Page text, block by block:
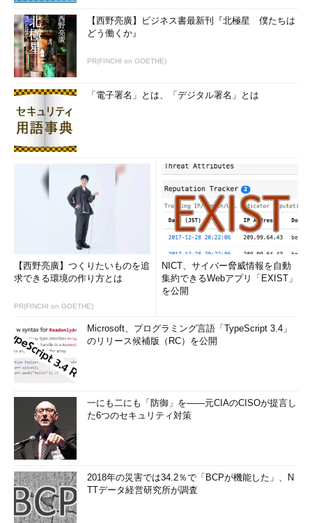
【西野亮廣】ビジネス書最新刊『北極星 僕たちは
どう働くか』
PR(FINCHI on GOETHE)
「電子署名」とは、「デジタル署名」とは
【西野亮廣】つくりたいものを追
求できる環境の作り方とは
PR(FINCHI on GOETHE)
NICT、サイバー脅威情報を自動
集約できるWebアプリ「EXIST」
を公開
Microsoft、プログラミング言語「TypeScript 3.4」
のリリース候補版（RC）を公開
一にも二にも「防御」を――元CIAのCISOが提言し
た6つのセキュリティ対策
2018年の災害では34.2％で「BCPが機能した」、N
TTデータ経営研究所が調査